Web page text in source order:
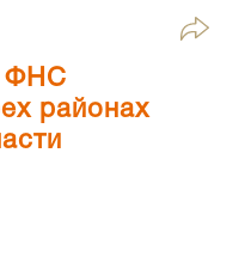
ФНС
районах